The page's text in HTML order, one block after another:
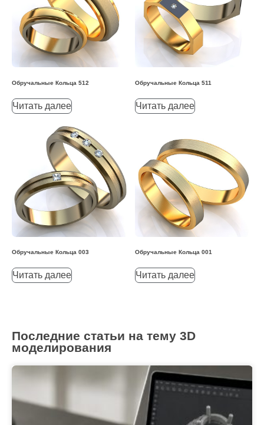
Обручальные Кольца 512
Читать далее
Обручальные Кольца 511
Читать далее
Обручальные Кольца 003
Читать далее
Обручальные Кольца 001
Читать далее
Последние статьи на тему 3D
моделирования